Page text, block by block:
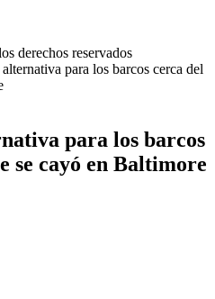
derechos reservados
para los barcos cerca del
para los barcos
se cayó en Baltimore